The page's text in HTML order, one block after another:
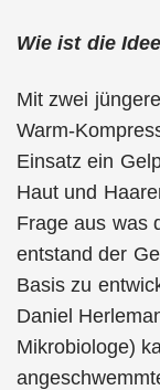
Wie ist die
Mit zwei
Warm-
Einsatz ein
Haut und
Frage aus was
entstand der
Basis zu
Daniel
Mikrobiologe)